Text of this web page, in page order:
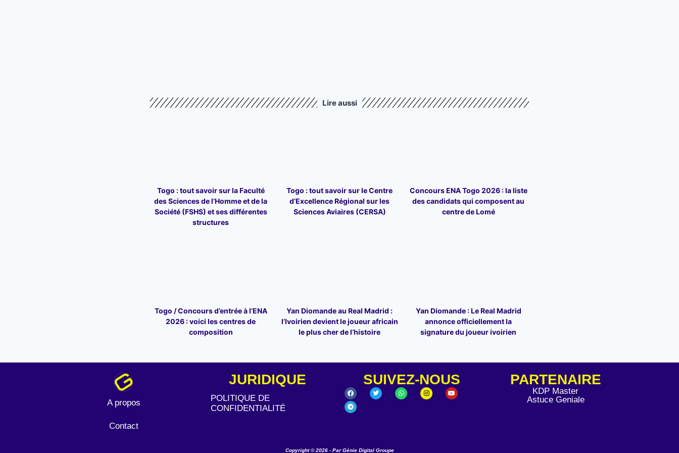
Lire aussi
Togo : tout savoir sur la Faculté
des Sciences de l’Homme et de la
Société (FSHS) et ses différentes
structures
Togo : tout savoir sur le Centre
d’Excellence Régional sur les
Sciences Aviaires (CERSA)
Concours ENA Togo 2026 : la liste
des candidats qui composent au
centre de Lomé
Togo / Concours d’entrée à l’ENA
2026 : voici les centres de
composition
Yan Diomande au Real Madrid :
l’Ivoirien devient le joueur africain
le plus cher de l’histoire
Yan Diomande : Le Real Madrid
annonce officiellement la
signature du joueur ivoirien
A propos
Contact
JURIDIQUE
POLITIQUE DE
CONFIDENTIALITÉ
SUIVEZ-NOUS PARTENAIRE
KDP Master
Astuce Geniale
Copyright © 2026 - Par Génie Digital Groupe